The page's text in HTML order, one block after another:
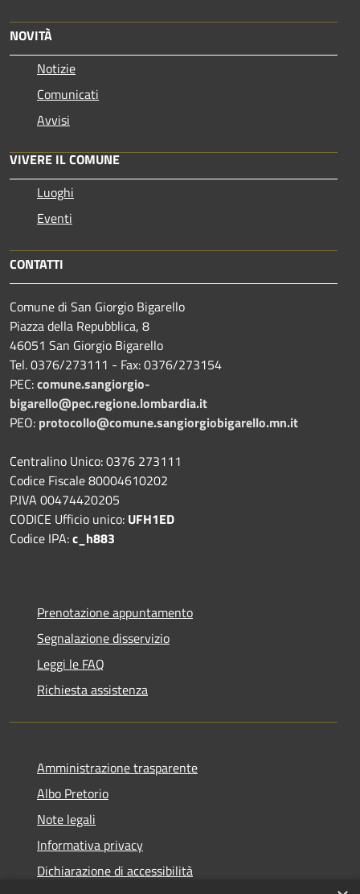
NOVITÀ
Notizie
Comunicati
Avvisi
VIVERE IL COMUNE
Luoghi
Eventi
CONTATTI
Comune di San Giorgio Bigarello
Piazza della Repubblica, 8
46051 San Giorgio Bigarello
Tel. 0376/273111 - Fax: 0376/273154
PEC:comune.sangiorgio-
bigarello@pec.regione.lombardia.it
PEO: protocollo@comune.sangiorgiobigarello.mn.it
Centralino Unico: 0376 273111
Codice Fiscale 80004610202
P.IVA 00474420205
CODICE Ufficio unico: UFH1ED
Codice IPA:c_h883
Prenotazione appuntamento
Segnalazione disservizio
Leggi le FAQ
Richiesta assistenza
Amministrazione trasparente
Albo Pretorio
Note legali
Informativa privacy
Dichiarazione di accessibilità